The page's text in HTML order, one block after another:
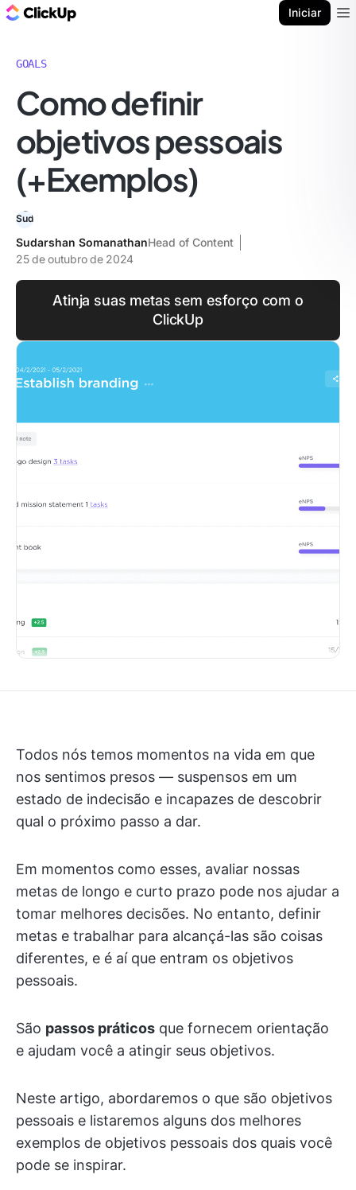
Iniciar
GOALS
Como definir
objetivos pessoais
(+Exemplos)
Sudarshan SomanathanHead of Content
25 de outubro de 2024
Atinja suas metas sem esforço com o
ClickUp
Todos nós temos momentos na vida em que
nos sentimos presos — suspensos em um
estado de indecisão e incapazes de descobrir
qual o próximo passo a dar.
Em momentos como esses, avaliar nossas
metas de longo e curto prazo pode nos ajudar a
tomar melhores decisões. No entanto, definir
metas e trabalhar para alcançá-las são coisas
diferentes, e é aí que entram os objetivos
pessoais.
São passos práticos que fornecem orientação
e ajudam você a atingir seus objetivos.
Neste artigo, abordaremos o que são objetivos
pessoais e listaremos alguns dos melhores
exemplos de objetivos pessoais dos quais você
pode se inspirar.